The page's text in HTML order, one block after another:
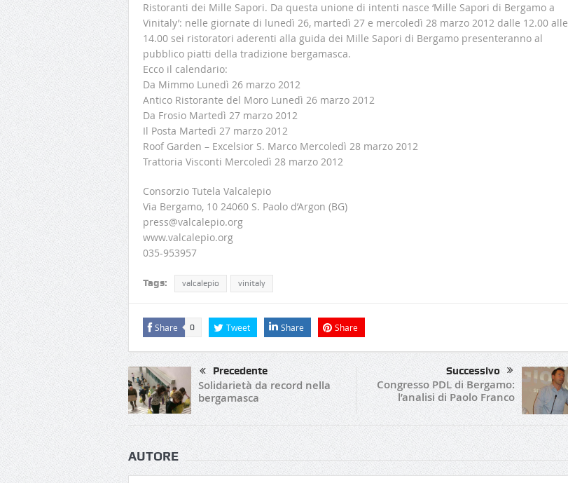
Ristoranti dei Mille Sapori. Da questa unione di intenti nasce ‘Mille Sapori di Bergamo a
Vinitaly’: nelle giornate di lunedì 26, martedì 27 e mercoledì 28 marzo 2012 dalle 12.00 alle
14.00 sei ristoratori aderenti alla guida dei Mille Sapori di Bergamo presenteranno al
pubblico piatti della tradizione bergamasca.
Ecco il calendario:
Da Mimmo Lunedì 26 marzo 2012
Antico Ristorante del Moro Lunedì 26 marzo 2012
Da Frosio Martedì 27 marzo 2012
Il Posta Martedì 27 marzo 2012
Roof Garden – Excelsior S. Marco Mercoledì 28 marzo 2012
Trattoria Visconti Mercoledì 28 marzo 2012
Consorzio Tutela Valcalepio
Via Bergamo, 10 24060 S. Paolo d’Argon (BG)
press@valcalepio.org
www.valcalepio.org
035-953957
Tags: valcalepio vinitaly
Share 0 Tweet Share Share
Precedente
Solidarietà da record nella
bergamasca
Successivo
Congresso PDL di Bergamo:
l’analisi di Paolo Franco
AUTORE